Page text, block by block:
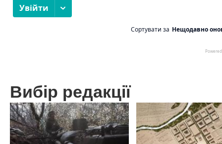
Вибір редакції